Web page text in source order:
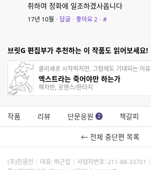
취하여 정화에 일조하겠사옵니다
17년 10월 · 답글 · 좋아요2 · #
브릿G 편집부가 추천하는 이 작품도 읽어보세요!
클리셰로 시작하지만, 그럼에도 기대되는 이유
엑스트라는 죽어야만 하는가
해차반, 로맨스/판타지
작품 리뷰 단문응원 2 책갈피
← 전체 중단편 목록
(주)민음인 대표: 박근섭 사업자번호: 211-88-33701